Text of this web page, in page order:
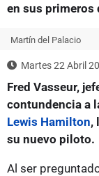
en sus primeros
Martín del Palacio
Martes 22 Abril
Fred Vasseur,
contundencia a
Lewis Hamilton,
su nuevo piloto.
Al ser